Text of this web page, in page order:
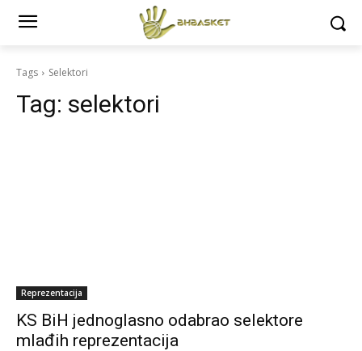
Tags Selektori
Tag: selektori
Reprezentacija
KS BiH jednoglasno odabrao selektore
mlađih reprezentacija